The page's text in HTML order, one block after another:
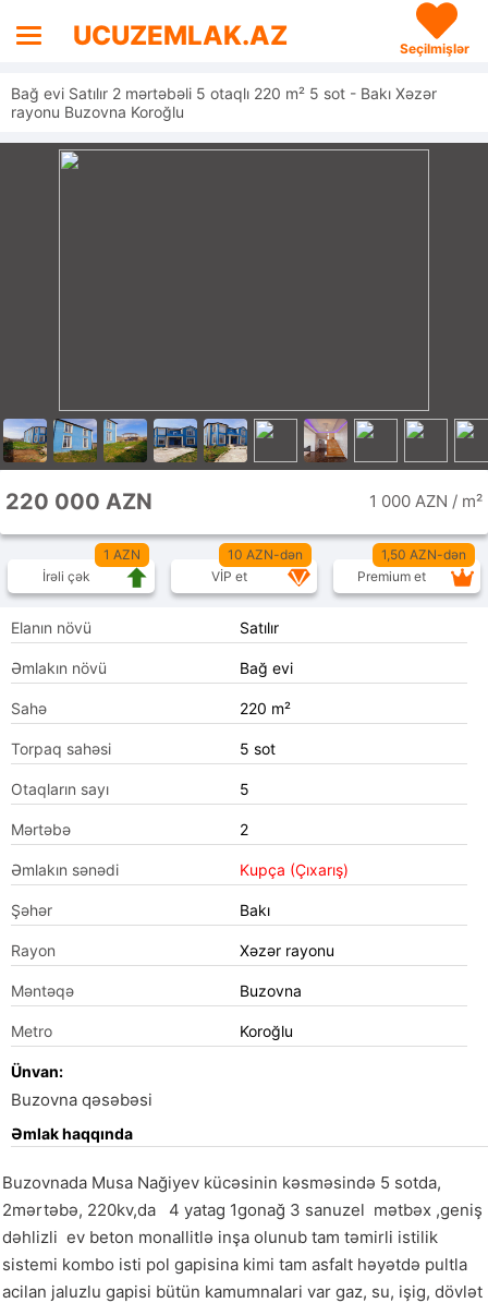
UCUZEMLAK.AZ Seçilmişlər
Bağ evi Satılır 2 mərtəbəli 5 otaqlı 220 m² 5 sot - Bakı Xəzər
rayonu Buzovna Koroğlu
220 000 AZN 1 000 AZN / m²
1 AZN
İrəli çək
10 AZN-dən
VİP et
1,50 AZN-dən
Premium et
Elanın növü Satılır
Əmlakın növü Bağ evi
Sahə 220 m²
Torpaq sahəsi 5 sot
Otaqların sayı 5
Mərtəbə 2
Əmlakın sənədi Kupça (Çıxarış)
Şəhər Bakı
Rayon Xəzər rayonu
Məntəqə Buzovna
Metro Koroğlu
Ünvan:
Buzovna qəsəbəsi
Əmlak haqqında
Buzovnada Musa Nağiyev kücəsinin kəsməsində 5 sotda,
2mərtəbə, 220kv,da   4 yatag 1gonağ 3 sanuzel  mətbəx ,geniş
dəhlizli  ev beton monallitlə inşa olunub tam təmirli istilik
sistemi kombo isti pol gapisina kimi tam asfalt həyətdə pultla
acilan jaluzlu gapisi bütün kamumnalari var gaz, su, işig, dövlət